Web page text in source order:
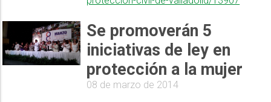
Se promoverán 5
iniciativas de ley en
protección a la mujer
08 de marzo de 2014